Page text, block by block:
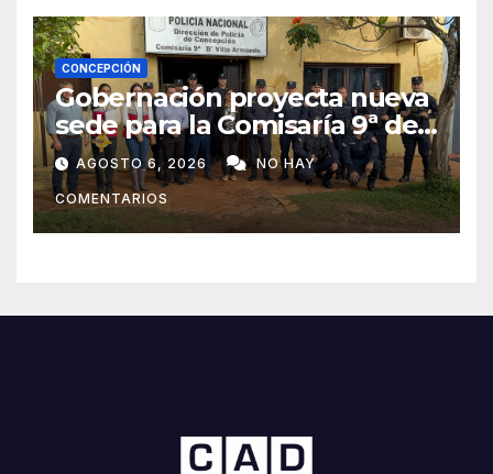
CONCEPCIÓN
Gobernación proyecta nueva
sede para la Comisaría 9ª de
Villa Armando tras verificar
las condiciones edilicias
AGOSTO 6, 2026 NO HAY
COMENTARIOS